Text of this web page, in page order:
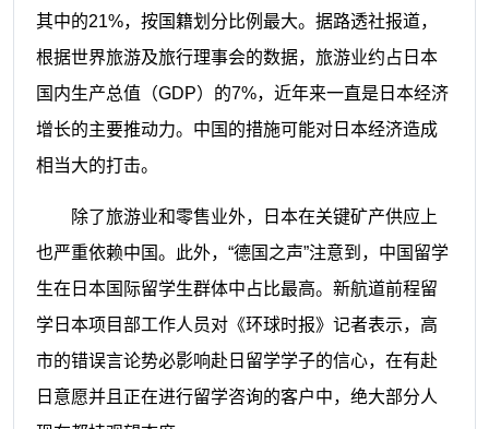
其中的21%，按国籍划分比例最大。据路透社报道，
根据世界旅游及旅行理事会的数据，旅游业约占日本
国内生产总值（GDP）的7%，近年来一直是日本经济
增长的主要推动力。中国的措施可能对日本经济造成
相当大的打击。
除了旅游业和零售业外，日本在关键矿产供应上
也严重依赖中国。此外，“德国之声”注意到，中国留学
生在日本国际留学生群体中占比最高。新航道前程留
学日本项目部工作人员对《环球时报》记者表示，高
市的错误言论势必影响赴日留学学子的信心，在有赴
日意愿并且正在进行留学咨询的客户中，绝大部分人